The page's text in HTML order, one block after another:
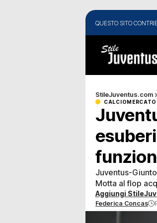
QUESTO SITO
StileJuventus.com
Juventus-
Motta al flop
Aggiungi
Federica Concas